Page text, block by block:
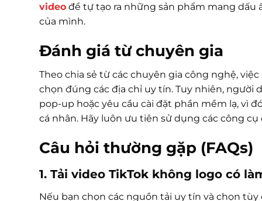
video để tự tạo ra những sản phẩm mang dấu
của mình.
Đánh giá từ chuyên gia
Theo chia sẻ từ các chuyên gia công nghệ,
chọn đúng các địa chỉ uy tín. Tuy nhiên, người
pop-up hoặc yêu cầu cài đặt phần mềm lạ, vì
cá nhân. Hãy luôn ưu tiên sử dụng các công
Câu hỏi thường gặp (FAQs)
1. Tải video TikTok không logo có
Nếu bạn chọn các nguồn tải uy tín và chọn tùy